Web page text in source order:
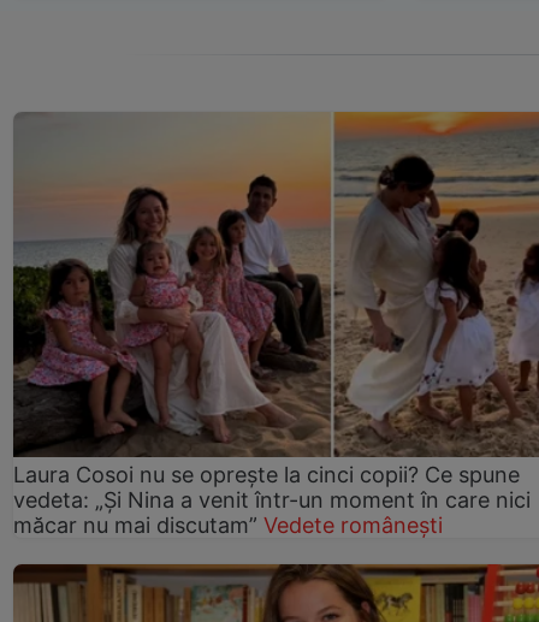
Laura Cosoi nu se oprește la cinci copii? Ce spune
vedeta: „Și Nina a venit într-un moment în care nici
măcar nu mai discutam” Vedete românești